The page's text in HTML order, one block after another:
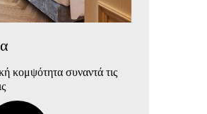
κομψότητα συναντά τις